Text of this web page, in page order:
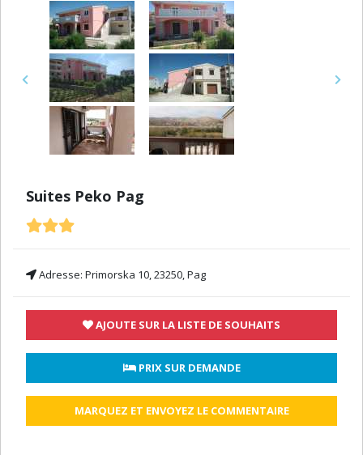
Previous Next
Suites Peko Pag
Adresse: Primorska 10, 23250, Pag
AJOUTE SUR LA LISTE DE SOUHAITS
PRIX SUR DEMANDE
MARQUEZ ET ENVOYEZ LE COMMENTAIRE